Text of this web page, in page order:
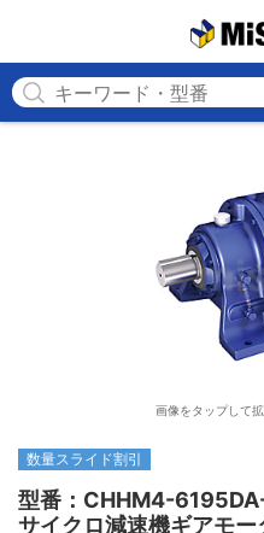
画像をタップして
数量スライド割引
型番：CHHM4-
サイクロ減速機ギアモ